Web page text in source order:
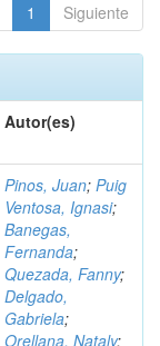
1 Siguiente
Autor(es)
Pinos, Juan; Puig
Ventosa, Ignasi;
Banegas,
Fernanda;
Quezada, Fanny;
Delgado,
Gabriela;
Orellana, Nataly;